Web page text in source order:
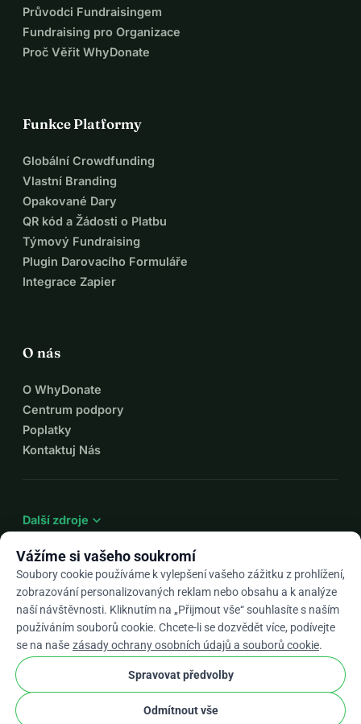
Průvodci Fundraisingem
Fundraising pro Organizace
Proč Věřit WhyDonate
Funkce Platformy
Globální Crowdfunding
Vlastní Branding
Opakované Dary
QR kód a Žádosti o Platbu
Týmový Fundraising
Plugin Darovacího Formuláře
Integrace Zapier
O nás
O WhyDonate
Centrum podpory
Poplatky
Kontaktuj Nás
Další zdroje expand_more
Csarrow_drop_down
★★★★★4,9 / 5 na základě 500+ recenzí
WhyDonate Soukromí a cookies
Vážíme si vašeho soukromí
Soubory cookie používáme k vylepšení vašeho zážitku z prohlížení,
zobrazování personalizovaných reklam nebo obsahu a k analýze
naší návštěvnosti. Kliknutím na „Přijmout vše“ souhlasíte s naším
používáním souborů cookie. Chcete-li se dozvědět více, podívejte
se na naše zásady ochrany osobních údajů a souborů cookie.
Spravovat předvolby
Odmítnout vše